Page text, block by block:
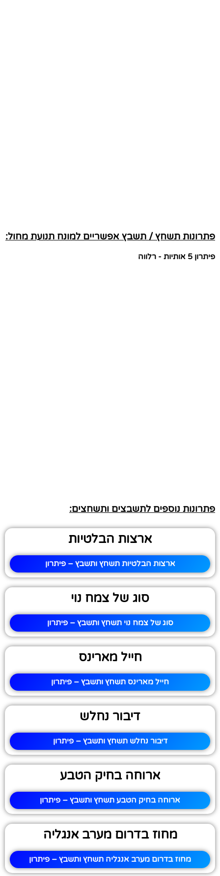
פתרונות תשחץ / תשבץ אפשריים למונח תנועת מחול:
פיתרון 5 אותיות - רלווה
פתרונות נוספים לתשבצים ותשחצים:
ארצות הבלטיות
ארצות הבלטיות תשחץ ותשבץ – פיתרון
סוג של צמח נוי
סוג של צמח נוי תשחץ ותשבץ – פיתרון
חייל מארינס
חייל מארינס תשחץ ותשבץ – פיתרון
דיבור נחלש
דיבור נחלש תשחץ ותשבץ – פיתרון
ארוחה בחיק הטבע
ארוחה בחיק הטבע תשחץ ותשבץ – פיתרון
מחוז בדרום מערב אנגליה
מחוז בדרום מערב אנגליה תשחץ ותשבץ – פיתרון